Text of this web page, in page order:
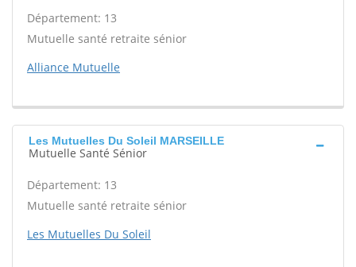
Département: 13
Mutuelle santé retraite sénior
Alliance Mutuelle
Les Mutuelles Du Soleil MARSEILLE
Mutuelle Santé Sénior
Département: 13
Mutuelle santé retraite sénior
Les Mutuelles Du Soleil